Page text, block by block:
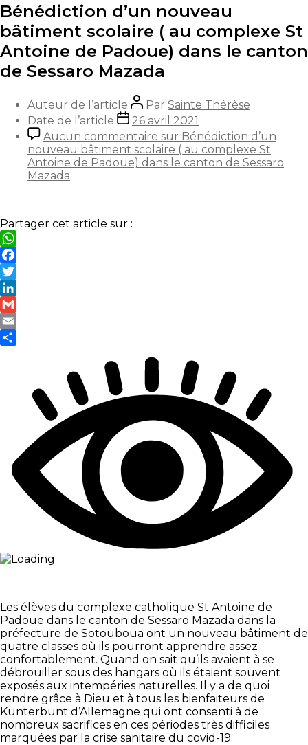
Bénédiction d’un nouveau
bâtiment scolaire ( au complexe St
Antoine de Padoue) dans le canton
de Sessaro Mazada
Auteur de l’article Par Sainte Thérèse
Date de l’article
26 avril 2021
Aucun commentaire sur Bénédiction d’un
nouveau bâtiment scolaire ( au complexe St
Antoine de Padoue) dans le canton de Sessaro
Mazada
Partager cet article sur :
WhatsApp
Facebook
Twitter
LinkedIn
Gmail
Email
Les élèves du complexe catholique St Antoine de
Padoue dans le canton de Sessaro Mazada dans la
préfecture de Sotouboua ont un nouveau bâtiment de
quatre classes où ils pourront apprendre assez
confortablement. Quand on sait qu’ils avaient à se
débrouiller sous des hangars où ils étaient souvent
exposés aux intempéries naturelles. Il y a de quoi
rendre grâce à Dieu et à tous les bienfaiteurs de
Kunterbunt d’Allemagne qui ont consenti à de
nombreux sacrifices en ces périodes très difficiles
marquées par la crise sanitaire du covid-19.